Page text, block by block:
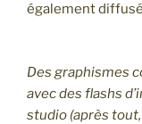
également
Des graphismes
avec des flashs
studio (après